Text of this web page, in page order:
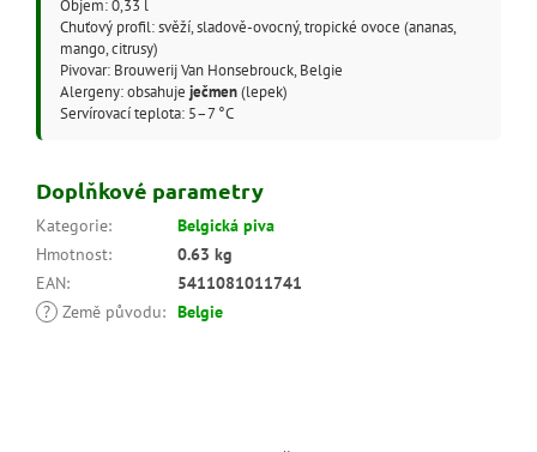
Objem: 0,33 l
Chuťový profil: svěží, sladově-ovocný, tropické ovoce (ananas,
mango, citrusy)
Pivovar: Brouwerij Van Honsebrouck, Belgie
Alergeny: obsahuje ječmen(lepek)
Servírovací teplota: 5–7 °C
Doplňkové parametry
Kategorie:
Belgická piva
Hmotnost:
0.63 kg
EAN:
5411081011741
? Země původu: Belgie